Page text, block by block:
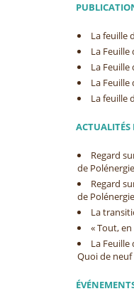
La feuille
La Feuille
La Feuille
La Feuille
La feuille
ACTUALITÉS
Regard
de
Regard
de
La
« Tout,
La Feuille
Quoi de neuf